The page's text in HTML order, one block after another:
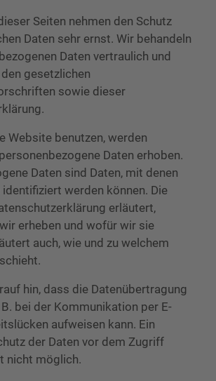
Seiten nehmen den Schutz
Daten sehr ernst. Wir behandeln
Daten vertraulich und
gesetzlichen
sowie dieser
Website benutzen, werden
Daten erhoben.
Daten sind Daten, mit denen
werden können. Die
erläutert,
erheben und wofür wir sie
auch, wie und zu welchem
hin, dass die Datenübertragung
bei der Kommunikation per E-
aufweisen kann. Ein
der Daten vor dem Zugriff
nicht möglich.